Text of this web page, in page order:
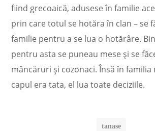
fiind grecoaică, adusese în familie
prin care totul se hotăra în clan – se
familie pentru a se lua o hotărâre.
pentru asta se puneau mese și se
mâncăruri și cozonaci. Însă în familia
capul era tata, el lua toate deciziile.
tanase